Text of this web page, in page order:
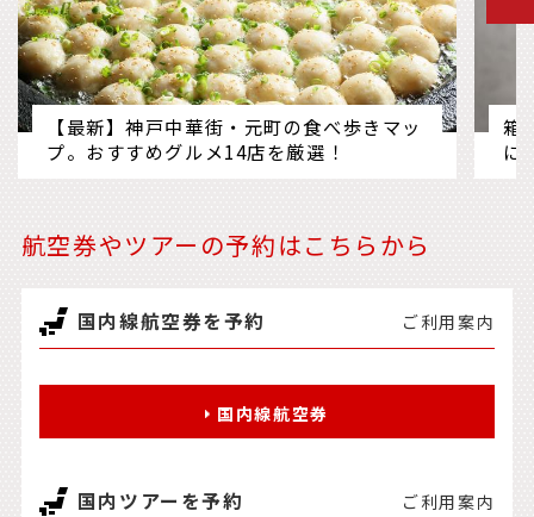
【最新】神戸中華街・元町の食べ歩きマッ
プ。おすすめグルメ14店を厳選！
箱
に
航空券やツアーの予約はこちらから
国内線航空券を予約 ご利用案内
国内線航空券
国内ツアーを予約 ご利用案内